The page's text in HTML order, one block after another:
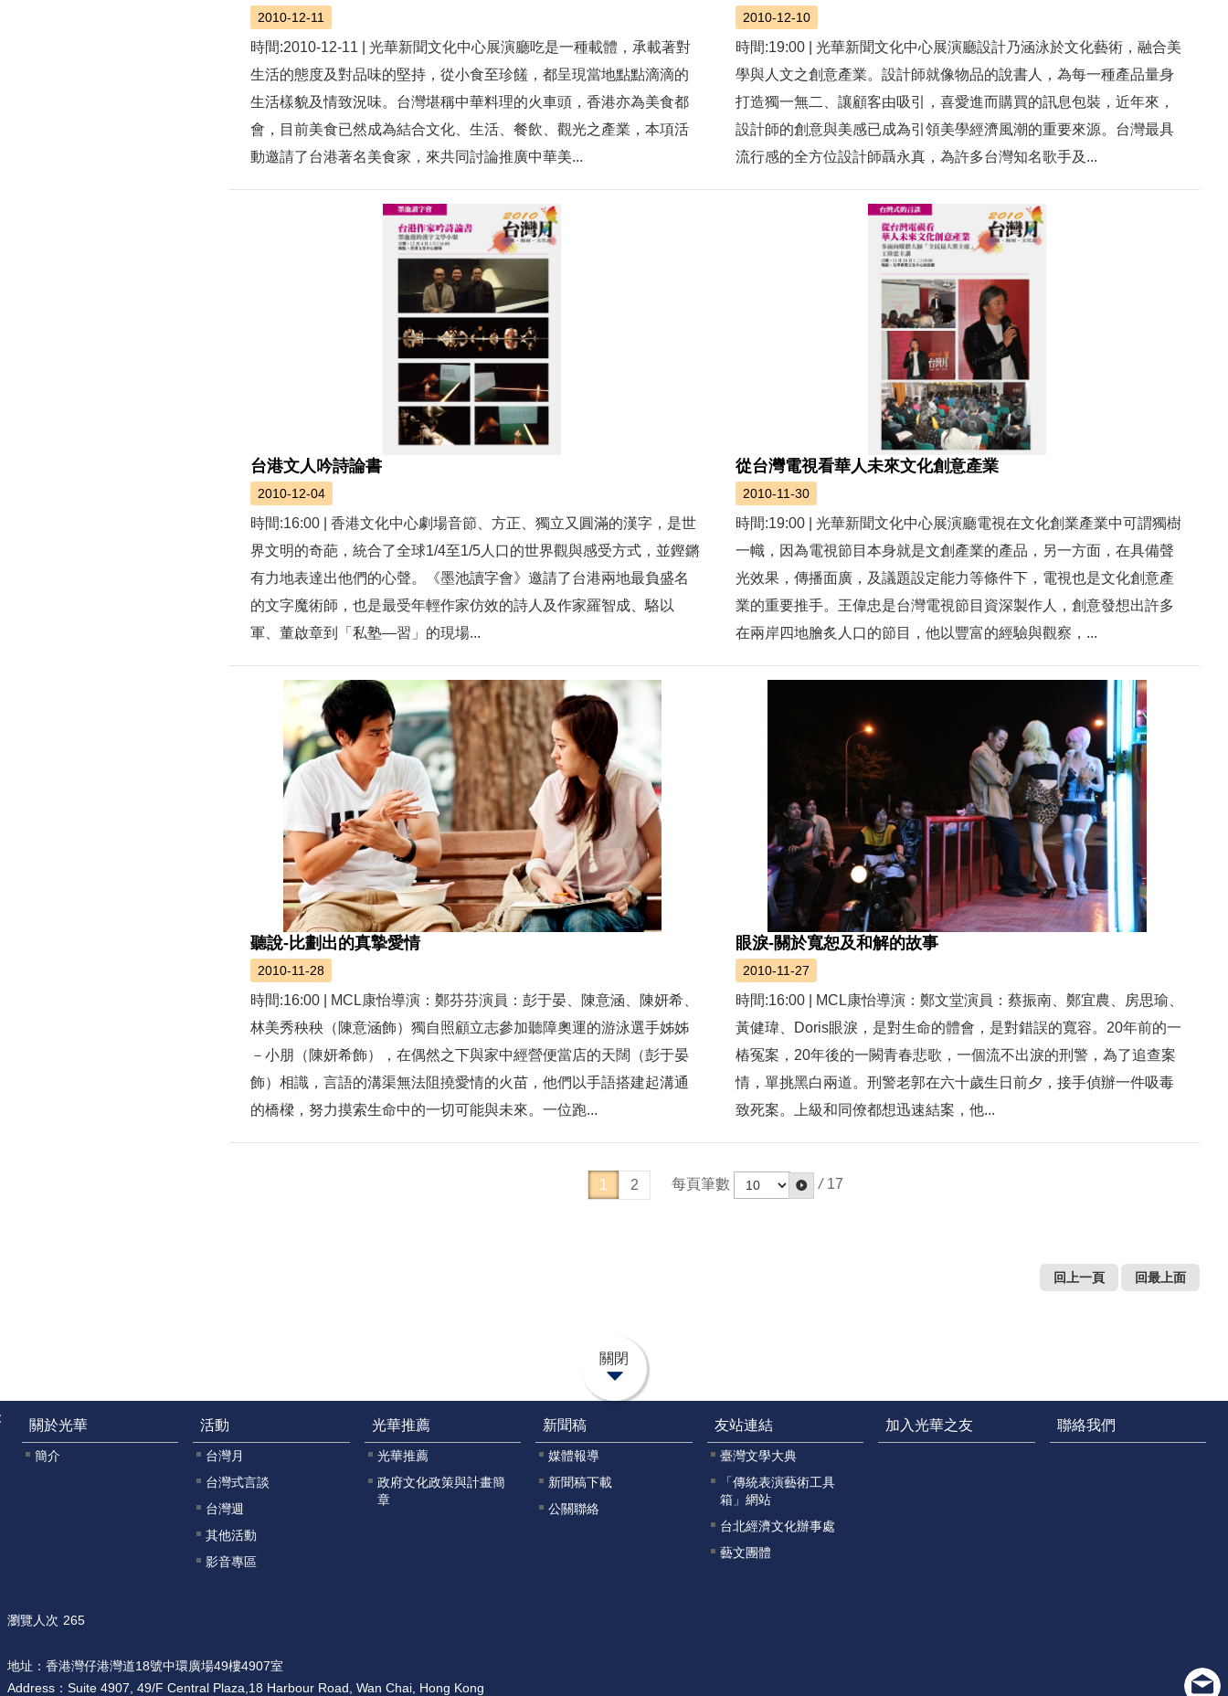
2010-12-11
時間:2010-12-11 | 光華新聞文化中心展演廳吃是一種載體，承載著對
生活的態度及對品味的堅持，從小食至珍饈，都呈現當地點點滴滴的
生活樣貌及情致況味。台灣堪稱中華料理的火車頭，香港亦為美食都
會，目前美食已然成為結合文化、生活、餐飲、觀光之產業，本項活
動邀請了台港著名美食家，來共同討論推廣中華美...
2010-12-10
時間:19:00 | 光華新聞文化中心展演廳設計乃涵泳於文化藝術，融合美
學與人文之創意產業。設計師就像物品的說書人，為每一種產品量身
打造獨一無二、讓顧客由吸引，喜愛進而購買的訊息包裝，近年來，
設計師的創意與美感已成為引領美學經濟風潮的重要來源。台灣最具
流行感的全方位設計師聶永真，為許多台灣知名歌手及...
台港文人吟詩論書
2010-12-04
時間:16:00 | 香港文化中心劇場音節、方正、獨立又圓滿的漢字，是世
界文明的奇葩，統合了全球1/4至1/5人口的世界觀與感受方式，並鏗鏘
有力地表達出他們的心聲。《墨池讀字會》邀請了台港兩地最負盛名
的文字魔術師，也是最受年輕作家仿效的詩人及作家羅智成、駱以
軍、董啟章到「私塾—習」的現場...
從台灣電視看華人未來文化創意產業
2010-11-30
時間:19:00 | 光華新聞文化中心展演廳電視在文化創業產業中可謂獨樹
一幟，因為電視節目本身就是文創產業的產品，另一方面，在具備聲
光效果，傳播面廣，及議題設定能力等條件下，電視也是文化創意產
業的重要推手。王偉忠是台灣電視節目資深製作人，創意發想出許多
在兩岸四地膾炙人口的節目，他以豐富的經驗與觀察，...
聽說-比劃出的真摯愛情
2010-11-28
時間:16:00 | MCL康怡導演：鄭芬芬演員：彭于晏、陳意涵、陳妍希、
林美秀秧秧（陳意涵飾）獨自照顧立志參加聽障奧運的游泳選手姊姊
－小朋（陳妍希飾），在偶然之下與家中經營便當店的天闊（彭于晏
飾）相識，言語的溝渠無法阻撓愛情的火苗，他們以手語搭建起溝通
的橋樑，努力摸索生命中的一切可能與未來。一位跑...
眼淚-關於寬恕及和解的故事
2010-11-27
時間:16:00 | MCL康怡導演：鄭文堂演員：蔡振南、鄭宜農、房思瑜、
黃健瑋、Doris眼淚，是對生命的體會，是對錯誤的寬容。20年前的一
樁冤案，20年後的一闕青春悲歌，一個流不出淚的刑警，為了追查案
情，單挑黑白兩道。刑警老郭在六十歲生日前夕，接手偵辦一件吸毒
致死案。上級和同僚都想迅速結案，他...
1 2 每頁筆數 / 17
回上一頁 回最上面
關閉
關於光華
簡介
活動
台灣月
台灣式言談
台灣週
其他活動
影音專區
光華推薦
光華推薦
政府文化政策與計畫簡
章
新聞稿
媒體報導
新聞稿下載
公關聯絡
友站連結
臺灣文學大典
「傳統表演藝術工具
箱」網站
台北經濟文化辦事處
藝文團體
加入光華之友 聯絡我們
瀏覽人次 265
地址： 香港灣仔港灣道18號中環廣場49樓4907室
Address： Suite 4907, 49/F Central Plaza,18 Harbour Road, Wan Chai, Hong Kong